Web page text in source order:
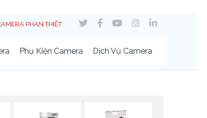
PHAN THIẾT
Phụ Kiện Camera Dịch Vụ Camera